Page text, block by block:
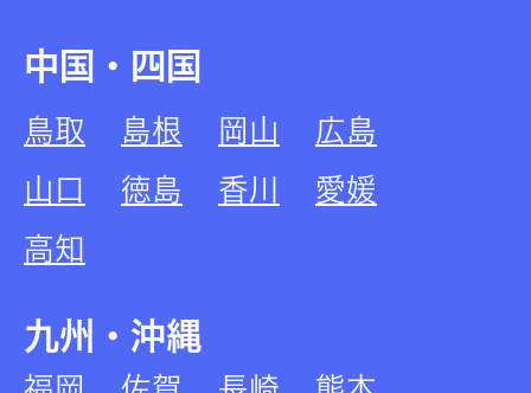
中国・四国
鳥取 島根 岡山
広島
山口
徳島 香川
愛媛
高知
九州・沖縄